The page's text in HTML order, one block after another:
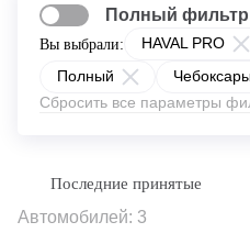
Вы выбрали: HAVAL PRO
Полный
Сбросить все параметры
Полный фильтр
Автомобилей: 3